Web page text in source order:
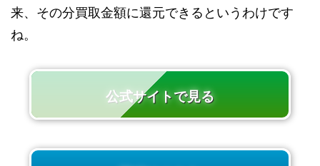
来、その分買取金額に還元できるというわけです
ね。
公式サイトで見る